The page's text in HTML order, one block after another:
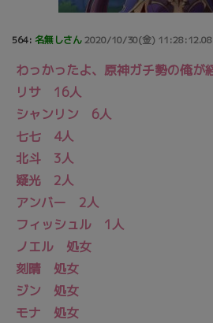
564: 名無しさん2020/10/30(金) 11:28:12.08
わっかったよ、原神ガチ勢の俺が
リサ 16人
シャンリン 6人
七七 4人
北斗 3人
疑光 2人
アンバー 2人
フィッシュル 1人
ノエル 処女
刻晴 処女
ジン 処女
モナ 処女